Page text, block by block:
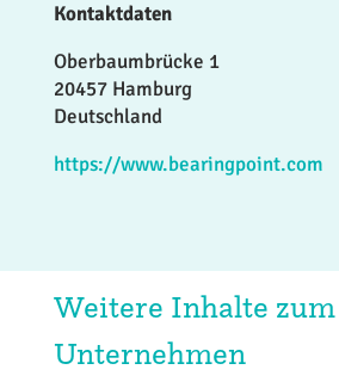
Kontaktdaten
Oberbaumbrücke 1
20457 Hamburg
Deutschland
https://www.bearingpoint.com
Weitere Inhalte zum
Unternehmen